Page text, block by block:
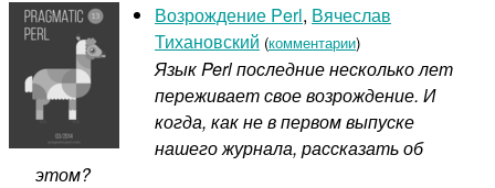
Возрождение Perl, Вячеслав
Тихановский (комментарии)
Язык Perl последние несколько лет
переживает свое возрождение. И
когда, как не в первом выпуске
нашего журнала, рассказать об
этом?